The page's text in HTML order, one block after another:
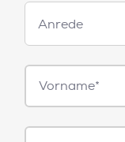
Anrede
Anrede
Vorname*
Nachname*